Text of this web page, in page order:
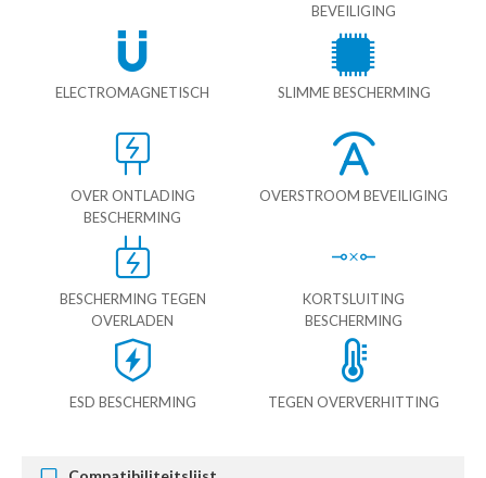
BEVEILIGING
ELECTROMAGNETISCH SLIMME BESCHERMING
OVER ONTLADING
BESCHERMING
OVERSTROOM BEVEILIGING
BESCHERMING TEGEN
OVERLADEN
KORTSLUITING
BESCHERMING
ESD BESCHERMING TEGEN OVERVERHITTING